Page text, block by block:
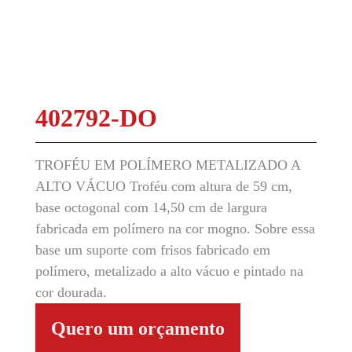
402792-DO
TROFÉU EM POLÍMERO METALIZADO A
ALTO VÁCUO Troféu com altura de 59 cm,
base octogonal com 14,50 cm de largura
fabricada em polímero na cor mogno. Sobre essa
base um suporte com frisos fabricado em
polímero, metalizado a alto vácuo e pintado na
cor dourada.
Quero um orçamento